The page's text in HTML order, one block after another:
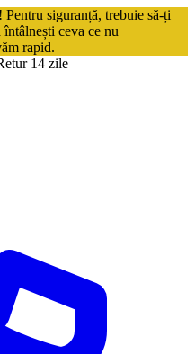
siguranță, trebuie să-ți
ceva ce nu
rapid.
14 zile